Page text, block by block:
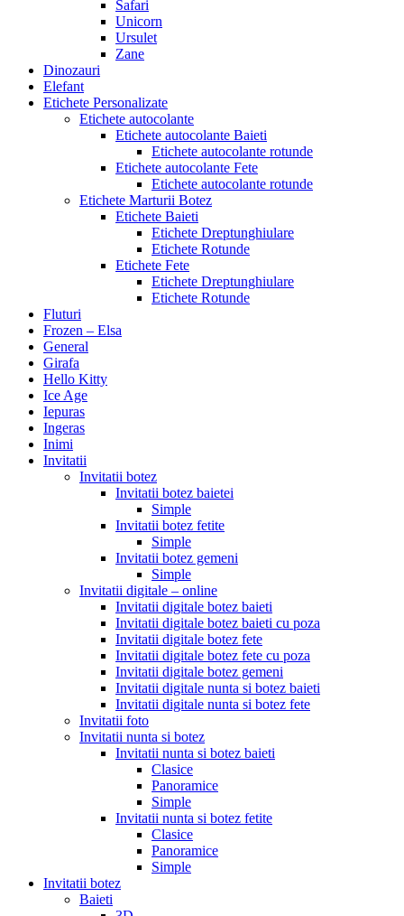
Safari
Unicorn
Ursulet
Zane
Dinozauri
Elefant
Etichete Personalizate
Etichete autocolante
Etichete autocolante Baieti
Etichete autocolante rotunde
Etichete autocolante Fete
Etichete autocolante rotunde
Etichete Marturii Botez
Etichete Baieti
Etichete Dreptunghiulare
Etichete Rotunde
Etichete Fete
Etichete Dreptunghiulare
Etichete Rotunde
Fluturi
Frozen – Elsa
General
Girafa
Hello Kitty
Ice Age
Iepuras
Ingeras
Inimi
Invitatii
Invitatii botez
Invitatii botez baietei
Simple
Invitatii botez fetite
Simple
Invitatii botez gemeni
Simple
Invitatii digitale – online
Invitatii digitale botez baieti
Invitatii digitale botez baieti cu poza
Invitatii digitale botez fete
Invitatii digitale botez fete cu poza
Invitatii digitale botez gemeni
Invitatii digitale nunta si botez baieti
Invitatii digitale nunta si botez fete
Invitatii foto
Invitatii nunta si botez
Invitatii nunta si botez baieti
Clasice
Panoramice
Simple
Invitatii nunta si botez fetite
Clasice
Panoramice
Simple
Invitatii botez
Baieti